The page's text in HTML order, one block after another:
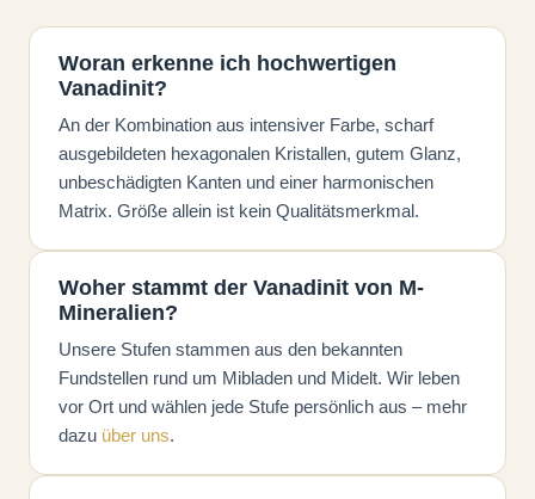
Woran erkenne ich hochwertigen
Vanadinit?
An der Kombination aus intensiver Farbe, scharf
ausgebildeten hexagonalen Kristallen, gutem Glanz,
unbeschädigten Kanten und einer harmonischen
Matrix. Größe allein ist kein Qualitätsmerkmal.
Woher stammt der Vanadinit von M-
Mineralien?
Unsere Stufen stammen aus den bekannten
Fundstellen rund um Mibladen und Midelt. Wir leben
vor Ort und wählen jede Stufe persönlich aus – mehr
dazu über uns.